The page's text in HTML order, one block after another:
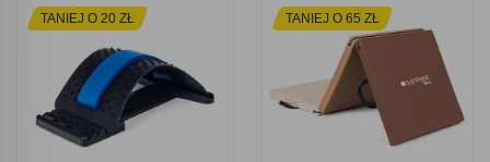
TANIEJ O 20 ZŁ TANIEJ O 65 ZŁ